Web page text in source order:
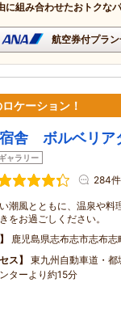
に組み合わせたおトクな
航空券付プラ
ケーション！
舎 ボルベリア
ャラリー
284件
潮風とともに、温泉や料
をお過ごしください。
鹿児島県志布志市志布
ス
東九州自動車道・
ターより約15分